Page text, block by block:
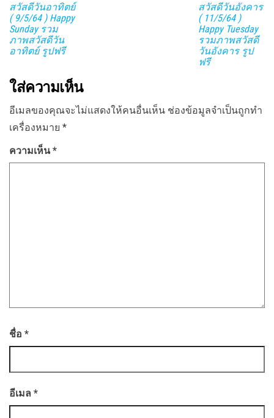
สวัสดีวันอาทิตย์
( 9/5/64 ) Happy
Sunday รวม
ภาพสวัสดีวัน
อาทิตย์ รูปฟรี
สวัสดีวันอังคาร
( 11/5/64 )
Happy Tuesday
รวมภาพสวัสดี
วันอังคาร รูป
ฟรี
ใส่ความเห็น
อีเมลของคุณจะไม่แสดงให้คนอื่นเห็น ช่องข้อมูลจำเป็นถูกทำ
เครื่องหมาย *
ความเห็น*
ชื่อ *
อีเมล *